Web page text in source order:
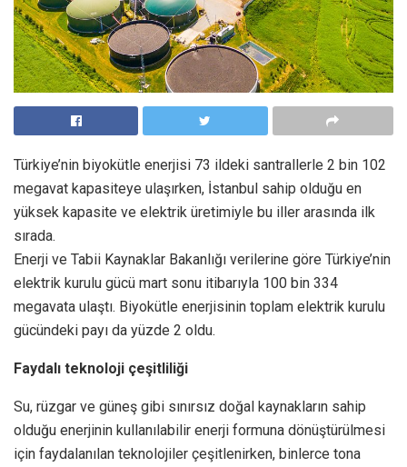
Türkiye’nin biyokütle enerjisi 73 ildeki santrallerle 2 bin 102
megavat kapasiteye ulaşırken, İstanbul sahip olduğu en
yüksek kapasite ve elektrik üretimiyle bu iller arasında ilk
sırada.
Enerji ve Tabii Kaynaklar Bakanlığı verilerine göre Türkiye’nin
elektrik kurulu gücü mart sonu itibarıyla 100 bin 334
megavata ulaştı. Biyokütle enerjisinin toplam elektrik kurulu
gücündeki payı da yüzde 2 oldu.
Faydalı teknoloji çeşitliliği
Su, rüzgar ve güneş gibi sınırsız doğal kaynakların sahip
olduğu enerjinin kullanılabilir enerji formuna dönüştürülmesi
için faydalanılan teknolojiler çeşitlenirken, binlerce tona